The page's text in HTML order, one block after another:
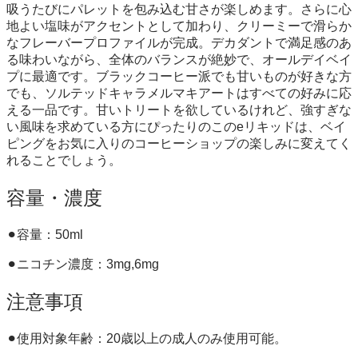
吸うたびにパレットを包み込む甘さが楽しめます。さらに心
地よい塩味がアクセントとして加わり、クリーミーで滑らか
なフレーバープロファイルが完成。デカダントで満足感のあ
る味わいながら、全体のバランスが絶妙で、オールデイベイ
プに最適です。ブラックコーヒー派でも甘いものが好きな方
でも、ソルテッドキャラメルマキアートはすべての好みに応
える一品です。甘いトリートを欲しているけれど、強すぎな
い風味を求めている方にぴったりのこのeリキッドは、ベイ
ピングをお気に入りのコーヒーショップの楽しみに変えてく
れることでしょう。
容量・濃度
⚫︎容量：50ml
⚫︎ニコチン濃度：3mg,6mg
注意事項
⚫︎使用対象年齢：20歳以上の成人のみ使用可能。